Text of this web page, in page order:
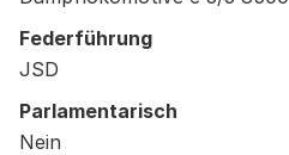
Federführung
JSD
Parlamentarisch
Nein